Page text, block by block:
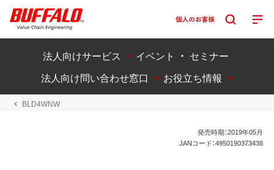
法人向けサービス
イベント ・ セミナー
法人向け問い合わせ窓口
お役立ち情報
BLD4WNW
発売時期：2019年05月
JANコード：4950190373438